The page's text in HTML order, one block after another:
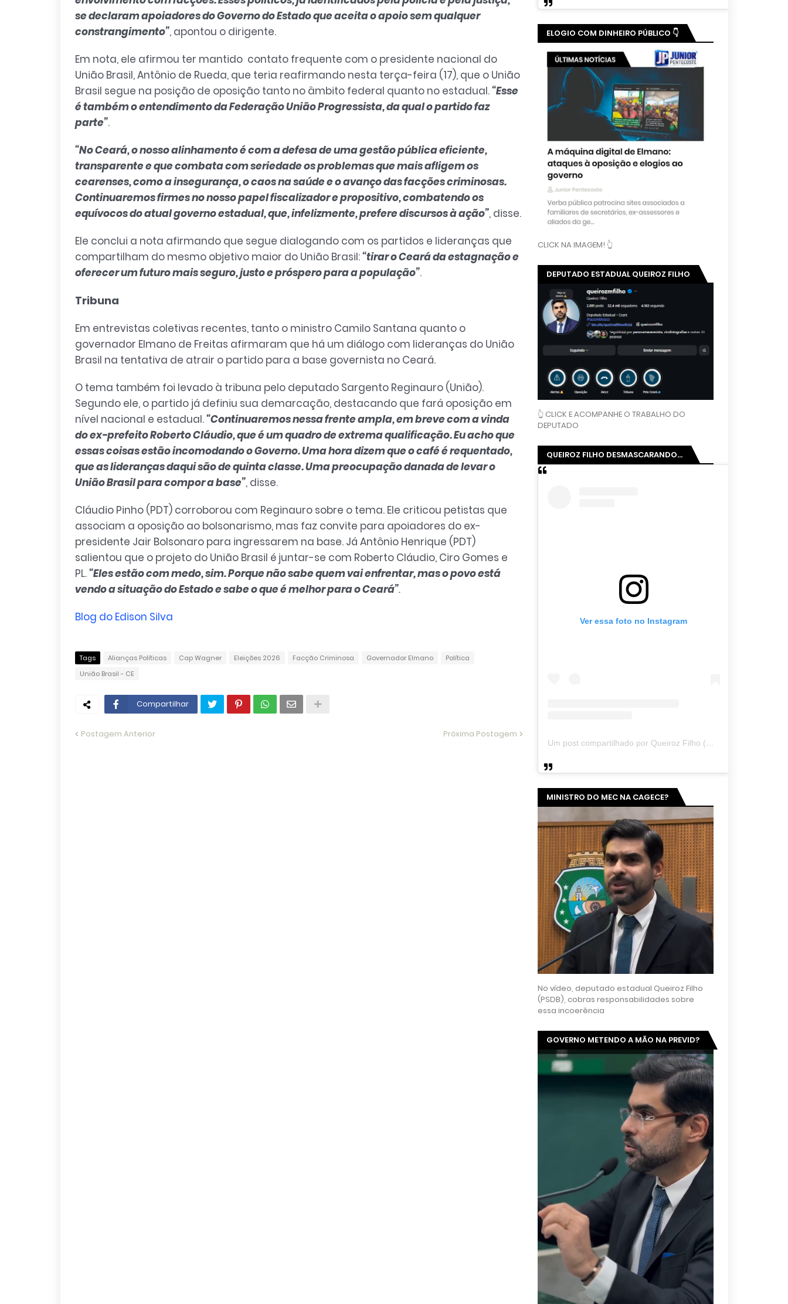
se declaram apoiadores do Governo do Estado que aceita o apoio sem qualquer
constrangimento”, apontou o dirigente.
Em nota, ele afirmou ter mantido contato frequente com o presidente nacional do
União Brasil, Antônio de Rueda, que teria reafirmando nesta terça-feira (17), que o União
Brasil segue na posição de oposição tanto no âmbito federal quanto no estadual.“Esse
é também o entendimento da Federação União Progressista, da qual o partido faz
parte”.
“No Ceará, o nosso alinhamento é com a defesa de uma gestão pública eficiente,
transparente e que combata com seriedade os problemas que mais afligem os
cearenses, como a insegurança, o caos na saúde e o avanço das facções criminosas.
Continuaremos firmes no nosso papel fiscalizador e propositivo, combatendo os
equívocos do atual governo estadual, que, infelizmente, prefere discursos à ação”, disse.
Ele conclui a nota afirmando que segue dialogando com os partidos e lideranças que
compartilham do mesmo objetivo maior do União Brasil:“tirar o Ceará da estagnação e
oferecer um futuro mais seguro, justo e próspero para a população”.
Tribuna
Em entrevistas coletivas recentes, tanto o ministro Camilo Santana quanto o
governador Elmano de Freitas afirmaram que há um diálogo com lideranças do União
Brasil na tentativa de atrair o partido para a base governista no Ceará.
O tema também foi levado à tribuna pelo deputado Sargento Reginauro (União).
Segundo ele, o partido já definiu sua demarcação, destacando que fará oposição em
nível nacional e estadual.“Continuaremos nessa frente ampla, em breve com a vinda
do ex-prefeito Roberto Cláudio, que é um quadro de extrema qualificação. Eu acho que
essas coisas estão incomodando o Governo. Uma hora dizem que o café é requentado,
que as lideranças daqui são de quinta classe. Uma preocupação danada de levar o
União Brasil para compor a base”, disse.
Cláudio Pinho (PDT) corroborou com Reginauro sobre o tema. Ele criticou petistas que
associam a oposição ao bolsonarismo, mas faz convite para apoiadores do ex-
presidente Jair Bolsonaro para ingressarem na base. Já Antônio Henrique (PDT)
salientou que o projeto do União Brasil é juntar-se com Roberto Cláudio, Ciro Gomes e
PL.“Eles estão com medo, sim. Porque não sabe quem vai enfrentar, mas o povo está
vendo a situação do Estado e sabe o que é melhor para o Ceará”.
Blog do Edison Silva
Tags Alianças Políticas Cap Wagner Eleições 2026 Facção Criminosa Governador Elmano
Política
União Brasil - CE
Compartilhar
Postagem Anterior Próxima Postagem
ELOGIO COM DINHEIRO PÚBLICO 👇
CLICK NA IMAGEM! 👆
DEPUTADO ESTADUAL QUEIROZ FILHO
👆 CLICK E ACOMPANHE O TRABALHO DO
DEPUTADO
QUEIROZ FILHO DESMASCARANDO...
Ver essa foto no Instagram
Um post compartilhado por Queiroz Filho (@queirozmfilho)
MINISTRO DO MEC NA CAGECE?
No vídeo, deputado estadual Queiroz Filho
(PSDB), cobras responsabilidades sobre
essa incoerência
GOVERNO METENDO A MÃO NA PREVID?